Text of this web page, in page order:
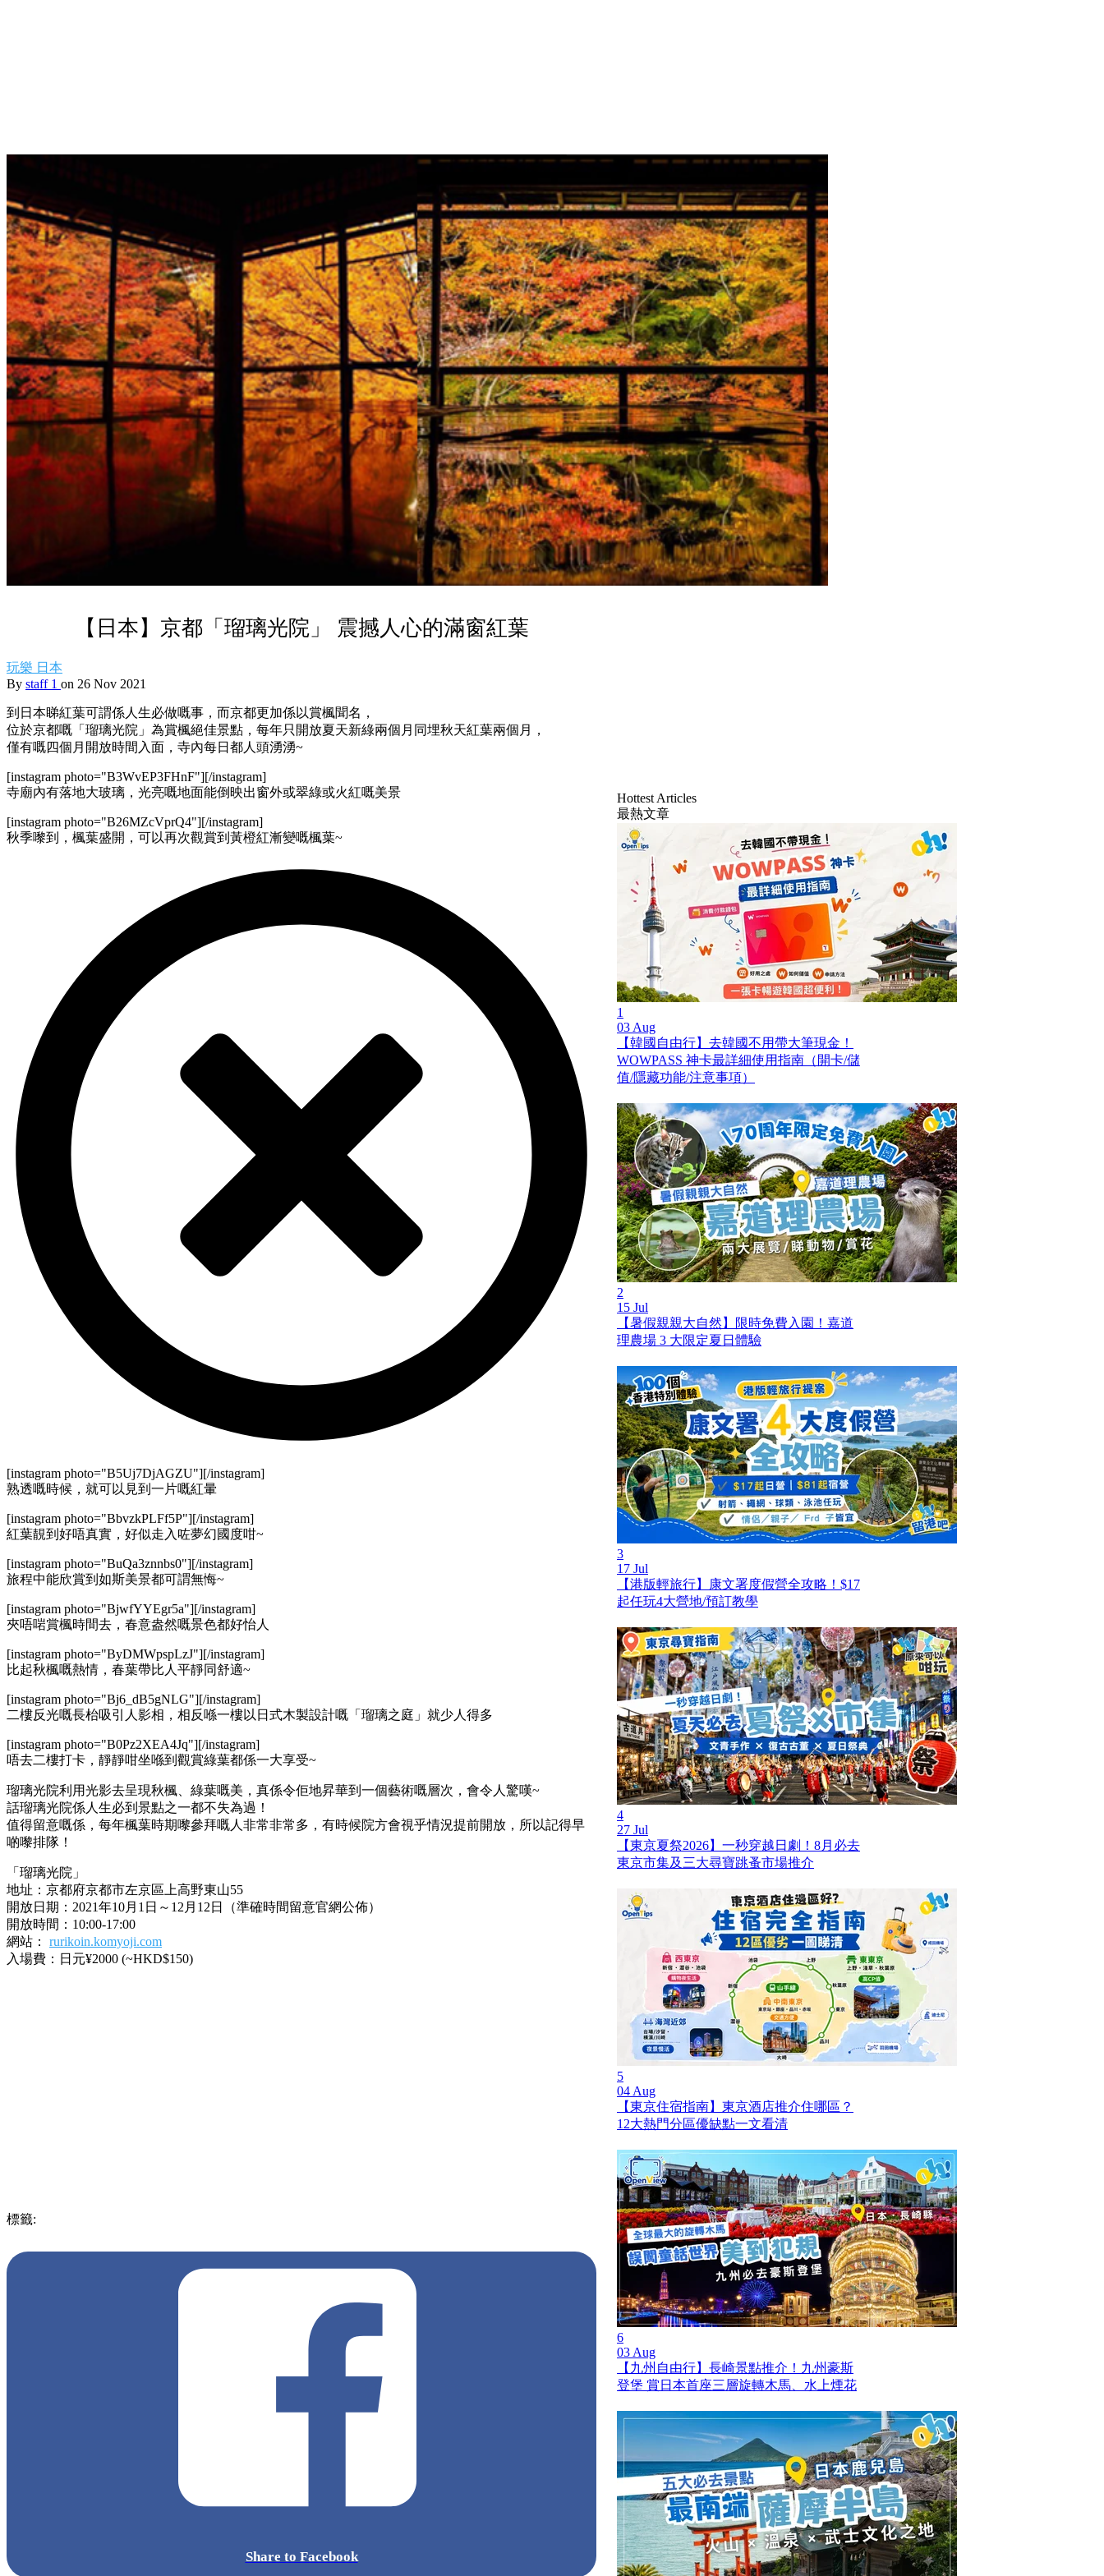
【日本】京都「瑠璃光院」 震撼人心的滿窗紅葉
玩樂 日本
By staff 1 on 26 Nov 2021
到日本睇紅葉可謂係人生必做嘅事，而京都更加係以賞楓聞名，
位於京都嘅「瑠璃光院」為賞楓絕佳景點，每年只開放夏天新綠兩個月同埋秋天紅葉兩個月，
僅有嘅四個月開放時間入面，寺內每日都人頭湧湧~
[instagram photo="B3WvEP3FHnF"][/instagram]
寺廟內有落地大玻璃，光亮嘅地面能倒映出窗外或翠綠或火紅嘅美景
[instagram photo="B26MZcVprQ4"][/instagram]
秋季嚟到，楓葉盛開，可以再次觀賞到黃橙紅漸變嘅楓葉~
[instagram photo="B5Uj7DjAGZU"][/instagram]
熟透嘅時候，就可以見到一片嘅紅暈
[instagram photo="BbvzkPLFf5P"][/instagram]
紅葉靚到好唔真實，好似走入咗夢幻國度咁~
[instagram photo="BuQa3znnbs0"][/instagram]
旅程中能欣賞到如斯美景都可謂無悔~
[instagram photo="BjwfYYEgr5a"][/instagram]
夾唔啱賞楓時間去，春意盎然嘅景色都好怡人
[instagram photo="ByDMWpspLzJ"][/instagram]
比起秋楓嘅熱情，春葉帶比人平靜同舒適~
[instagram photo="Bj6_dB5gNLG"][/instagram]
二樓反光嘅長枱吸引人影相，相反喺一樓以日式木製設計嘅「瑠璃之庭」就少人得多
[instagram photo="B0Pz2XEA4Jq"][/instagram]
唔去二樓打卡，靜靜咁坐喺到觀賞綠葉都係一大享受~
瑠璃光院利用光影去呈現秋楓、綠葉嘅美，真係令佢地昇華到一個藝術嘅層次，會令人驚嘆~
話瑠璃光院係人生必到景點之一都不失為過！
值得留意嘅係，每年楓葉時期嚟參拜嘅人非常非常多，有時候院方會視乎情況提前開放，所以記得早
啲嚟排隊！
「瑠璃光院」
地址：京都府京都市左京區上高野東山55
開放日期：2021年10月1日～12月12日（準確時間留意官網公佈）
開放時間：10:00-17:00
網站： rurikoin.komyoji.com
入場費：日元¥2000 (~HKD$150)
標籤:
Share to Facebook
Hottest Articles
最熱文章
1
03 Aug
【韓國自由行】去韓國不用帶大筆現金！
WOWPASS 神卡最詳細使用指南（開卡/儲
值/隱藏功能/注意事項）
2
15 Jul
【暑假親親大自然】限時免費入園！嘉道
理農場 3 大限定夏日體驗
3
17 Jul
【港版輕旅行】康文署度假營全攻略！$17
起任玩4大營地/預訂教學
4
27 Jul
【東京夏祭2026】一秒穿越日劇！8月必去
東京市集及三大尋寶跳蚤市場推介
5
04 Aug
【東京住宿指南】東京酒店推介住哪區？
12大熱門分區優缺點一文看清
6
03 Aug
【九州自由行】長崎景點推介！九州豪斯
登堡 賞日本首座三層旋轉木馬、水上煙花